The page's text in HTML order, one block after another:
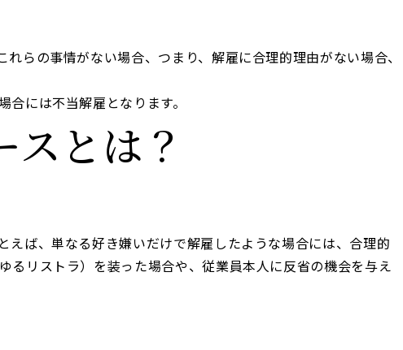
らの事情がない場合、つまり、解雇に合理的理由がない場合、
には不当解雇となります。
とは？
ば、単なる好き嫌いだけで解雇したような場合には、合理的
リストラ）を装った場合や、従業員本人に反省の機会を与え